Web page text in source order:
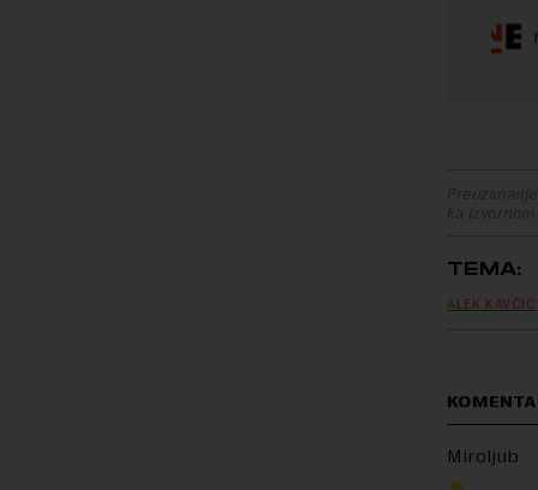
ka
TEMA:
ALEK KAVČIĆ
Miroljub